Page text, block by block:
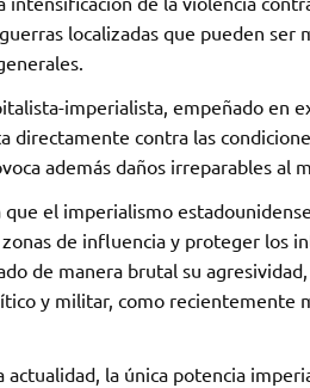
localizadas que pueden
imperialista, empeñado en
directamente contra las
además daños irreparables al
que el imperialismo
de influencia y proteger los
de manera brutal su
y militar, como recientemente
actualidad, la única potencia